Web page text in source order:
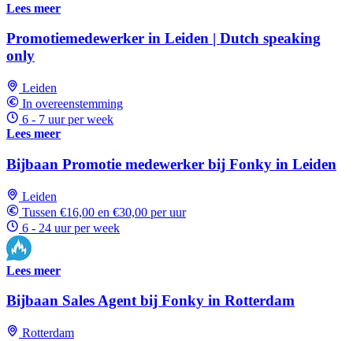
Lees meer
Promotiemedewerker in Leiden | Dutch speaking
only
Leiden
In overeenstemming
6 - 7 uur per week
Lees meer
Bijbaan Promotie medewerker bij Fonky in Leiden
Leiden
Tussen €16,00 en €30,00 per uur
6 - 24 uur per week
Lees meer
Bijbaan Sales Agent bij Fonky in Rotterdam
Rotterdam